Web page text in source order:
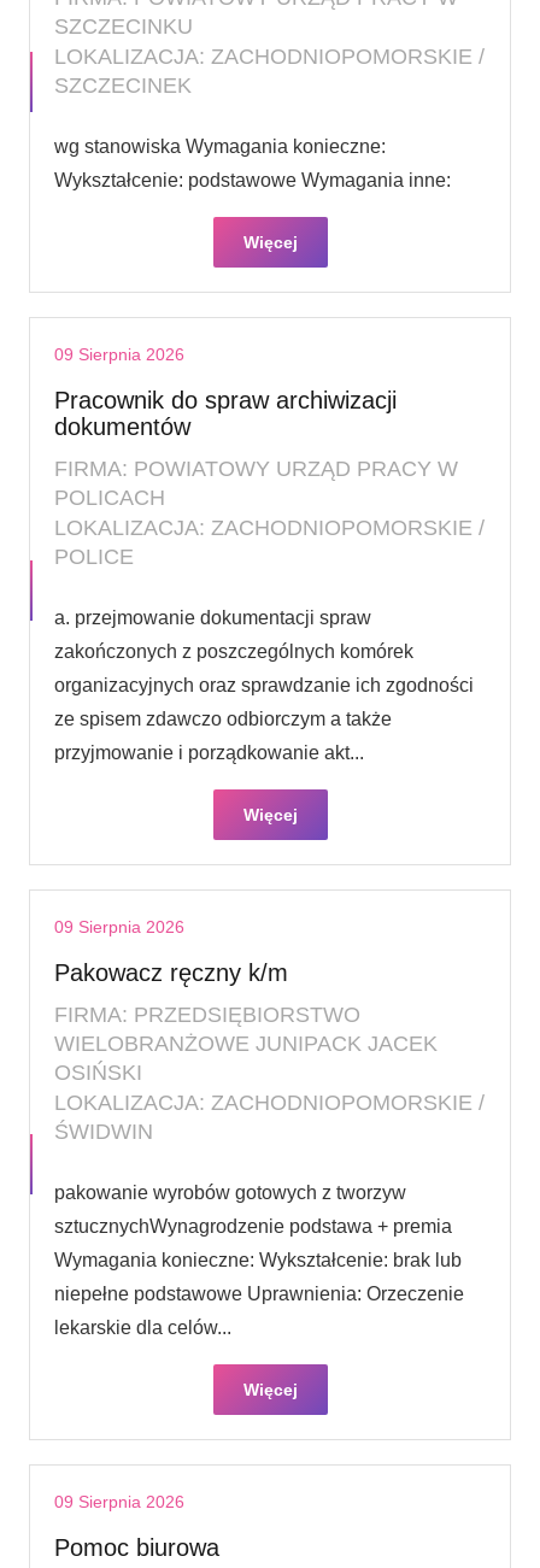
SZCZECINKU
LOKALIZACJA: ZACHODNIOPOMORSKIE /
SZCZECINEK
wg stanowiska Wymagania konieczne:
Wykształcenie: podstawowe Wymagania inne:
Więcej
09 Sierpnia 2026
Pracownik do spraw archiwizacji
dokumentów
FIRMA: POWIATOWY URZĄD PRACY W
POLICACH
LOKALIZACJA: ZACHODNIOPOMORSKIE /
POLICE
a. przejmowanie dokumentacji spraw
zakończonych z poszczególnych komórek
organizacyjnych oraz sprawdzanie ich zgodności
ze spisem zdawczo odbiorczym a także
przyjmowanie i porządkowanie akt...
Więcej
09 Sierpnia 2026
Pakowacz ręczny k/m
FIRMA: PRZEDSIĘBIORSTWO
WIELOBRANŻOWE JUNIPACK JACEK
OSIŃSKI
LOKALIZACJA: ZACHODNIOPOMORSKIE /
ŚWIDWIN
pakowanie wyrobów gotowych z tworzyw
sztucznychWynagrodzenie podstawa + premia
Wymagania konieczne: Wykształcenie: brak lub
niepełne podstawowe Uprawnienia: Orzeczenie
lekarskie dla celów...
Więcej
09 Sierpnia 2026
Pomoc biurowa